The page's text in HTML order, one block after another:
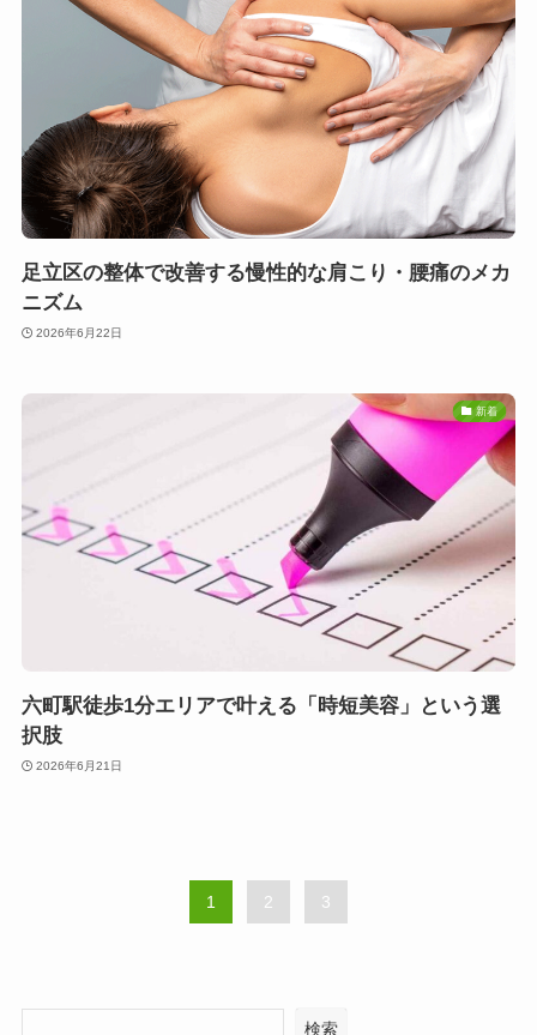
足立区の整体で改善する慢性的な肩こり・腰痛のメカ
ニズム
2026年6月22日
新着
六町駅徒歩1分エリアで叶える「時短美容」という選
択肢
2026年6月21日
1 2 3
検索